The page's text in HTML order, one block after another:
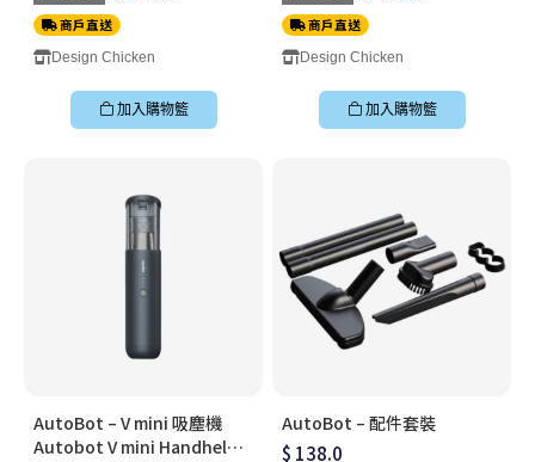
商戶直送
Design Chicken
加入購物籃
商戶直送
Design Chicken
加入購物籃
AutoBot – V mini 吸塵機
Autobot V mini Handheld
AutoBot – 配件套裝
$ 138.0